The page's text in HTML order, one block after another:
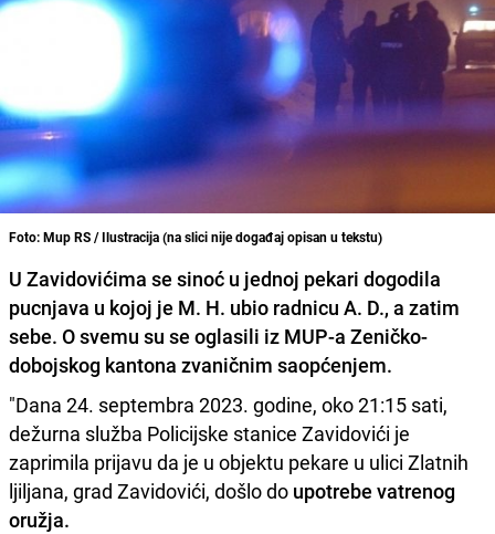
Foto: Mup RS / Ilustracija (na slici nije događaj opisan u tekstu)
U Zavidovićima se sinoć u jednoj pekari dogodila
pucnjava u kojoj je M. H. ubio radnicu A. D., a zatim
sebe. O svemu su se oglasili iz MUP-a Zeničko-
dobojskog kantona zvaničnim saopćenjem.
"Dana 24. septembra 2023. godine, oko 21:15 sati,
dežurna služba Policijske stanice Zavidovići je
zaprimila prijavu da je u objektu pekare u ulici Zlatnih
ljiljana, grad Zavidovići, došlo do upotrebe vatrenog
oružja.